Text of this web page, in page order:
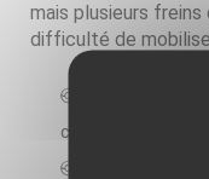
mais plusieurs
difficulté de
Des capex qui
coût des forages